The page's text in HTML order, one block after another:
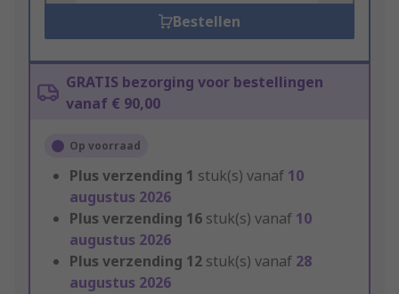
Bestellen
GRATIS bezorging voor bestellingen
vanaf € 90,00
Op voorraad
Plus verzending 1 stuk(s) vanaf 10
augustus 2026
Plus verzending 16 stuk(s) vanaf 10
augustus 2026
Plus verzending 12 stuk(s) vanaf 28
augustus 2026